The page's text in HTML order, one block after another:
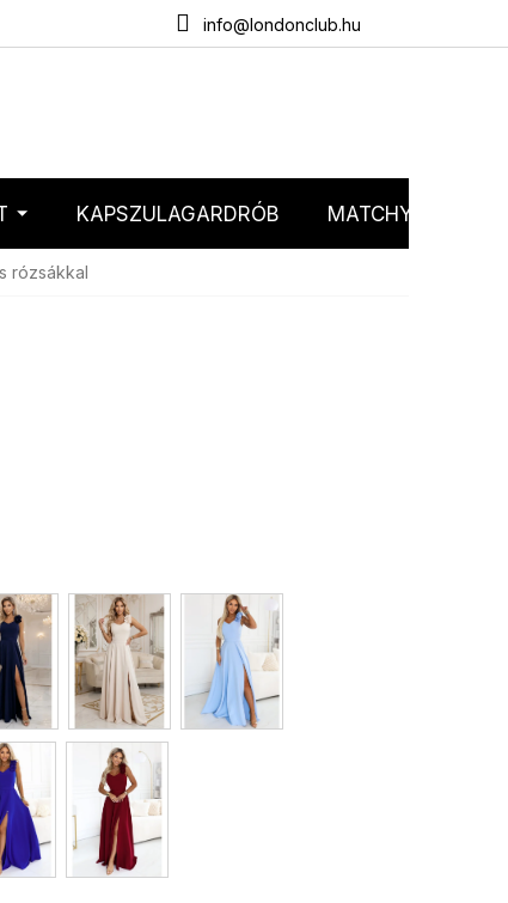
info@londonclub.hu
Webáruház értékelése
KAPSZULAGARDRÓB MATCHY MATCHY
rózsákkal